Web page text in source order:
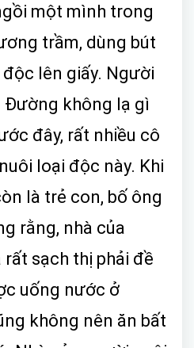
một mình trong
trầm, dùng bút
lên giấy. Người
không lạ gì
đây, rất nhiều cô
loại độc này. Khi
là trẻ con, bố ông
rằng, nhà của
sạch thị phải đề
uống nước ở
không nên ăn bất